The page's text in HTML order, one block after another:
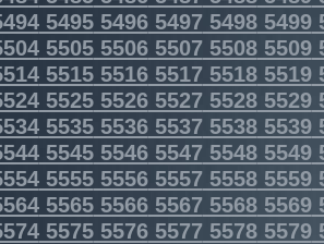
549554965497 54985499
550555065507 55085509
551555165517 55185519
55255526552755285529
553555365537 55385539
554555465547 55485549
555555565557 55585559
556555665567 55685569
557555765577 55785579